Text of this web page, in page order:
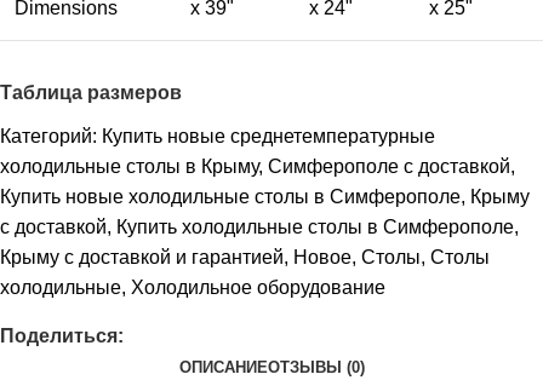
Dimensions
x 39"
x 24"
x 25"
Таблица размеров
Категорий: Купить новые среднетемпературные
холодильные столы в Крыму, Симферополе с доставкой,
Купить новые холодильные столы в Симферополе, Крыму
с доставкой, Купить холодильные столы в Симферополе,
Крыму с доставкой и гарантией, Новое, Столы, Столы
холодильные, Холодильное оборудование
Поделиться:
ОПИСАНИЕОТЗЫВЫ (0)